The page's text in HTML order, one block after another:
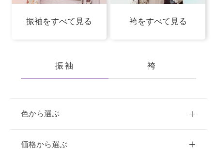
振袖をすべて見る 袴をすべて見る
振袖 袴
色から選ぶ
赤
価格から選ぶ